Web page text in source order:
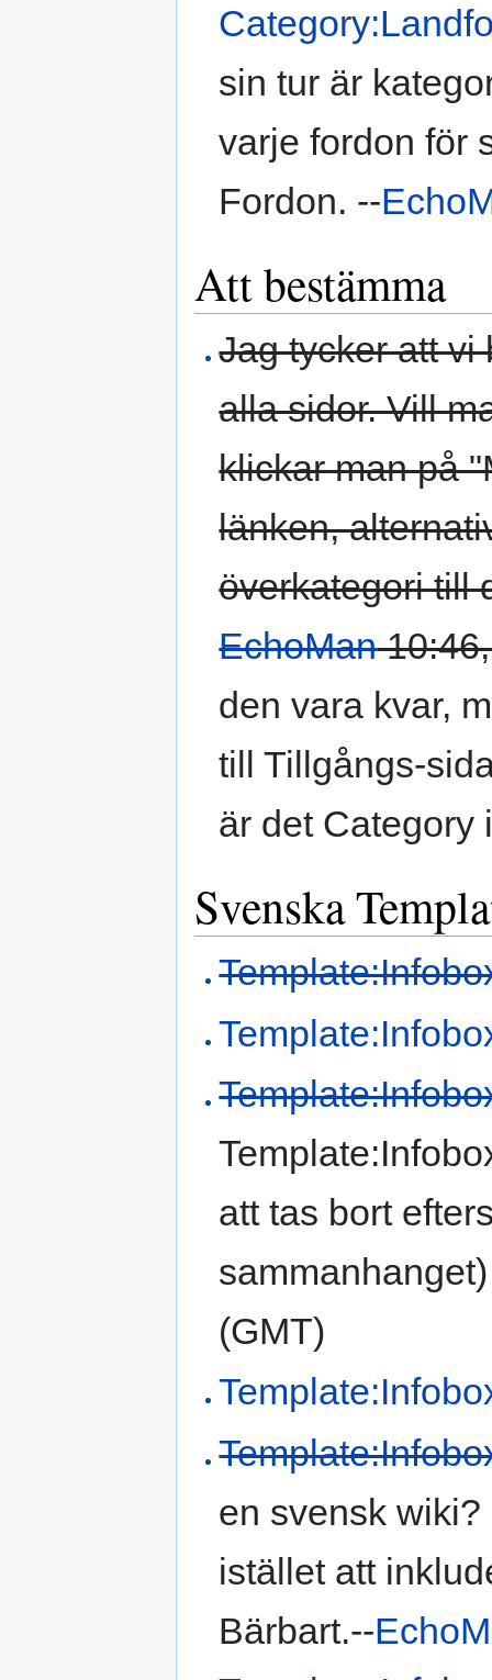
sin tur är
varje fordon för
Fordon. --
Att bestämma
Jag tycker att vi
alla sidor. Vill
klickar man på
länken,
överkategori till
EchoMan
den vara kvar,
till Tillgångs-
är det Category
Svenska
att tas bort
(GMT)
en svensk
istället att
Bärbart.--